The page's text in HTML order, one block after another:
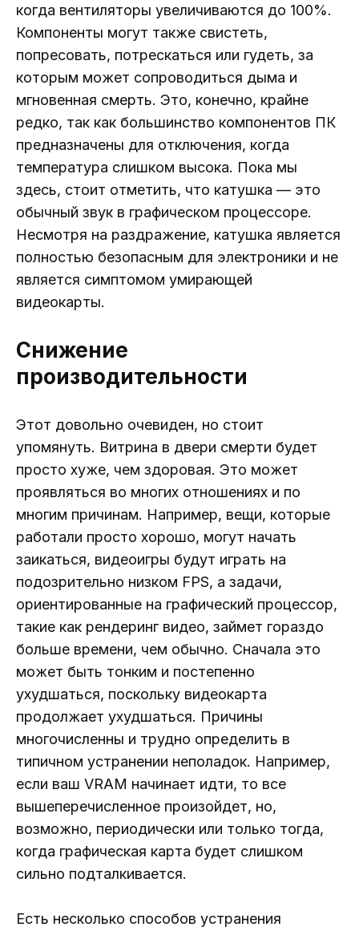
когда вентиляторы увеличиваются до 100%.
Компоненты могут также свистеть,
попресовать, потрескаться или гудеть, за
которым может сопроводиться дыма и
мгновенная смерть. Это, конечно, крайне
редко, так как большинство компонентов ПК
предназначены для отключения, когда
температура слишком высока. Пока мы
здесь, стоит отметить, что катушка — это
обычный звук в графическом процессоре.
Несмотря на раздражение, катушка является
полностью безопасным для электроники и не
является симптомом умирающей
видеокарты.
Снижение
производительности
Этот довольно очевиден, но стоит
упомянуть. Витрина в двери смерти будет
просто хуже, чем здоровая. Это может
проявляться во многих отношениях и по
многим причинам. Например, вещи, которые
работали просто хорошо, могут начать
заикаться, видеоигры будут играть на
подозрительно низком FPS, а задачи,
ориентированные на графический процессор,
такие как рендеринг видео, займет гораздо
больше времени, чем обычно. Сначала это
может быть тонким и постепенно
ухудшаться, поскольку видеокарта
продолжает ухудшаться. Причины
многочисленны и трудно определить в
типичном устранении неполадок. Например,
если ваш VRAM начинает идти, то все
вышеперечисленное произойдет, но,
возможно, периодически или только тогда,
когда графическая карта будет слишком
сильно подталкивается.
Есть несколько способов устранения